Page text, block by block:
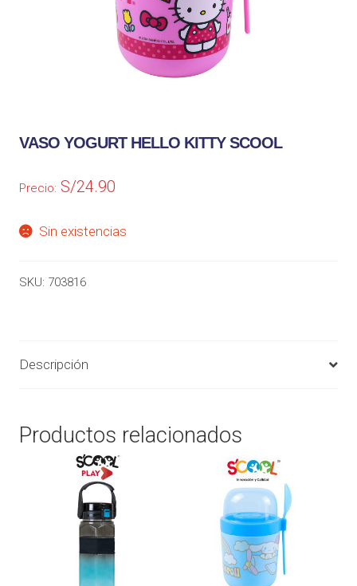
VASO YOGURT HELLO KITTY SCOOL
Precio: S/24.90
Sin existencias
SKU: 703816
Descripción
Productos relacionados